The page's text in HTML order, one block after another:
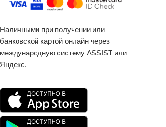
Наличными при получении или
банковской картой онлайн через
международную систему ASSIST или
Яндекс.